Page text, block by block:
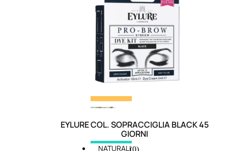
NATURALI
EYLURE COL. SOPRACCIGLIA BLACK 45
GIORNI
(0)